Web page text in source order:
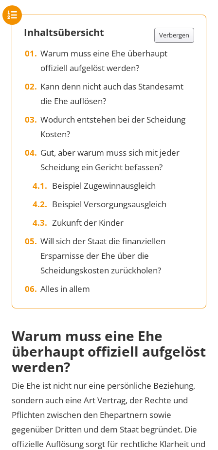
Inhaltsübersicht Verbergen
Warum muss eine Ehe überhaupt
offiziell aufgelöst werden?
Kann denn nicht auch das Standesamt
die Ehe auflösen?
Wodurch entstehen bei der Scheidung
Kosten?
Gut, aber warum muss sich mit jeder
Scheidung ein Gericht befassen?
Beispiel Zugewinnausgleich
Beispiel Versorgungsausgleich
Zukunft der Kinder
Will sich der Staat die finanziellen
Ersparnisse der Ehe über die
Scheidungskosten zurückholen?
Alles in allem
Warum muss eine Ehe
überhaupt offiziell aufgelöst
werden?
Die Ehe ist nicht nur eine persönliche Beziehung,
sondern auch eine Art Vertrag, der Rechte und
Pflichten zwischen den Ehepartnern sowie
gegenüber Dritten und dem Staat begründet. Die
offizielle Auflösung sorgt für rechtliche Klarheit und